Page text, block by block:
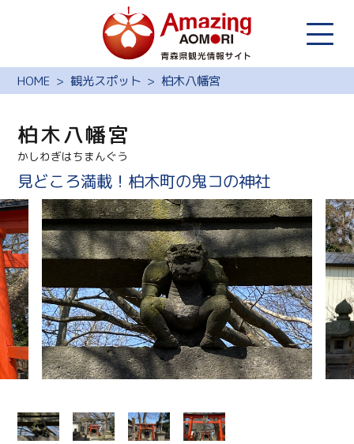
HOME 観光スポット 柏木八幡宮
柏木八幡宮
かしわぎはちまんぐう
見どころ満載！柏木町の鬼コの神社